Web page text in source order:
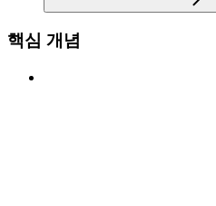
핵심 개념